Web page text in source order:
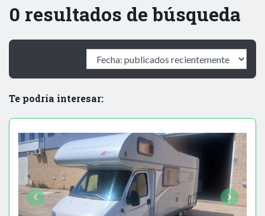
0 resultados de búsqueda
Te podría interesar: